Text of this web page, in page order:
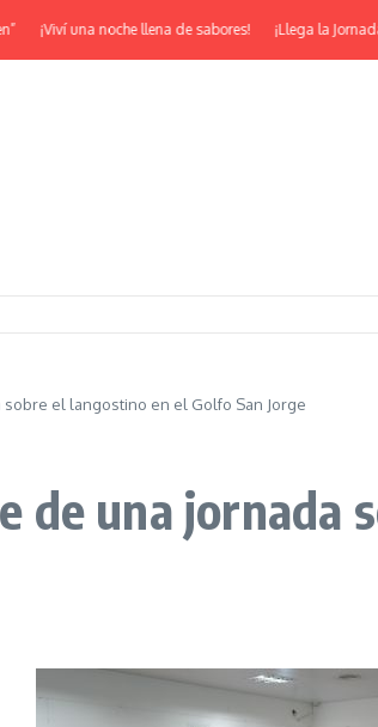
¡Viví una noche llena de sabores! ¡Llega la Jornada
el langostino en el Golfo San Jorge
de una jornada